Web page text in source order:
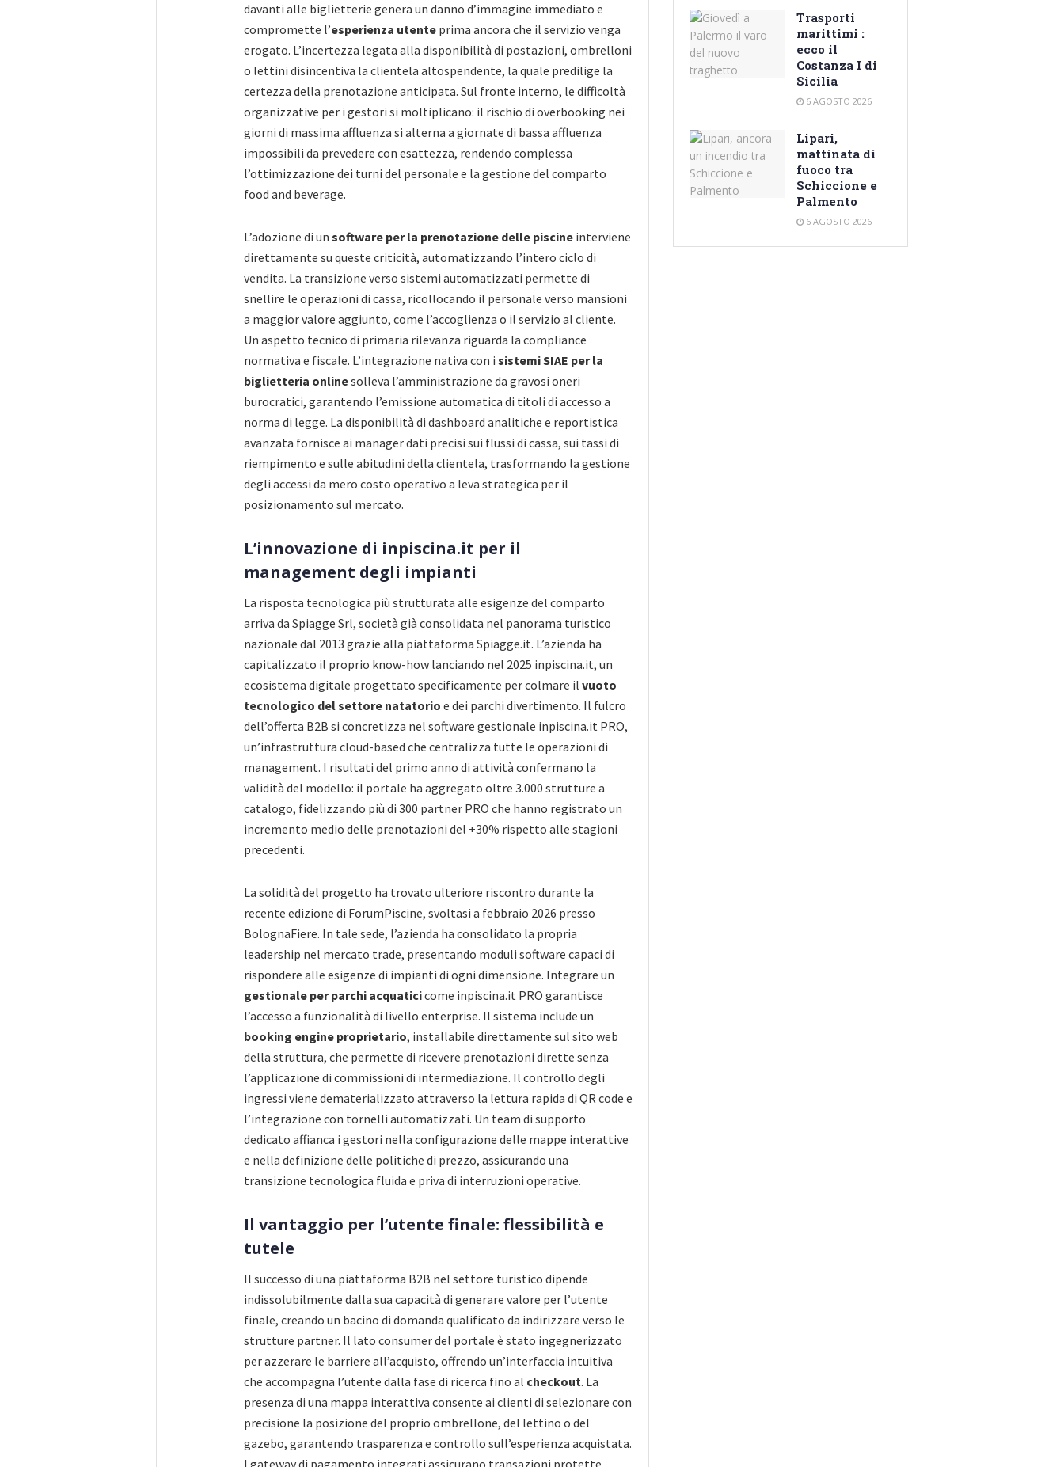
davanti alle biglietterie genera un danno d’immagine immediato e
compromette l’esperienza utente prima ancora che il servizio venga
erogato. L’incertezza legata alla disponibilità di postazioni, ombrelloni
o lettini disincentiva la clientela altospendente, la quale predilige la
certezza della prenotazione anticipata. Sul fronte interno, le difficoltà
organizzative per i gestori si moltiplicano: il rischio di overbooking nei
giorni di massima affluenza si alterna a giornate di bassa affluenza
impossibili da prevedere con esattezza, rendendo complessa
l’ottimizzazione dei turni del personale e la gestione del comparto
food and beverage.
L’adozione di un software per la prenotazione delle piscine interviene
direttamente su queste criticità, automatizzando l’intero ciclo di
vendita. La transizione verso sistemi automatizzati permette di
snellire le operazioni di cassa, ricollocando il personale verso mansioni
a maggior valore aggiunto, come l’accoglienza o il servizio al cliente.
Un aspetto tecnico di primaria rilevanza riguarda la compliance
normativa e fiscale. L’integrazione nativa con i sistemi SIAE per la
biglietteria onlinesolleva l’amministrazione da gravosi oneri
burocratici, garantendo l’emissione automatica di titoli di accesso a
norma di legge. La disponibilità di dashboard analitiche e reportistica
avanzata fornisce ai manager dati precisi sui flussi di cassa, sui tassi di
riempimento e sulle abitudini della clientela, trasformando la gestione
degli accessi da mero costo operativo a leva strategica per il
posizionamento sul mercato.
L’innovazione di inpiscina.it per il
management degli impianti
La risposta tecnologica più strutturata alle esigenze del comparto
arriva da Spiagge Srl, società già consolidata nel panorama turistico
nazionale dal 2013 grazie alla piattaforma Spiagge.it. L’azienda ha
capitalizzato il proprio know-how lanciando nel 2025 inpiscina.it, un
ecosistema digitale progettato specificamente per colmare il vuoto
tecnologico del settore natatorio e dei parchi divertimento. Il fulcro
dell’offerta B2B si concretizza nel software gestionale inpiscina.it PRO,
un’infrastruttura cloud-based che centralizza tutte le operazioni di
management. I risultati del primo anno di attività confermano la
validità del modello: il portale ha aggregato oltre 3.000 strutture a
catalogo, fidelizzando più di 300 partner PRO che hanno registrato un
incremento medio delle prenotazioni del +30% rispetto alle stagioni
precedenti.
La solidità del progetto ha trovato ulteriore riscontro durante la
recente edizione di ForumPiscine, svoltasi a febbraio 2026 presso
BolognaFiere. In tale sede, l’azienda ha consolidato la propria
leadership nel mercato trade, presentando moduli software capaci di
rispondere alle esigenze di impianti di ogni dimensione. Integrare un
gestionale per parchi acquaticicome inpiscina.it PRO garantisce
l’accesso a funzionalità di livello enterprise. Il sistema include un
booking engine proprietario, installabile direttamente sul sito web
della struttura, che permette di ricevere prenotazioni dirette senza
l’applicazione di commissioni di intermediazione. Il controllo degli
ingressi viene dematerializzato attraverso la lettura rapida di QR code e
l’integrazione con tornelli automatizzati. Un team di supporto
dedicato affianca i gestori nella configurazione delle mappe interattive
e nella definizione delle politiche di prezzo, assicurando una
transizione tecnologica fluida e priva di interruzioni operative.
Il vantaggio per l’utente finale: flessibilità e
tutele
Il successo di una piattaforma B2B nel settore turistico dipende
indissolubilmente dalla sua capacità di generare valore per l’utente
finale, creando un bacino di domanda qualificato da indirizzare verso le
strutture partner. Il lato consumer del portale è stato ingegnerizzato
per azzerare le barriere all’acquisto, offrendo un’interfaccia intuitiva
che accompagna l’utente dalla fase di ricerca fino al checkout. La
presenza di una mappa interattiva consente ai clienti di selezionare con
precisione la posizione del proprio ombrellone, del lettino o del
gazebo, garantendo trasparenza e controllo sull’esperienza acquistata.
Trasporti
marittimi :
ecco il
Costanza I di
Sicilia
6 AGOSTO 2026
Lipari,
mattinata di
fuoco tra
Schiccione e
Palmento
6 AGOSTO 2026